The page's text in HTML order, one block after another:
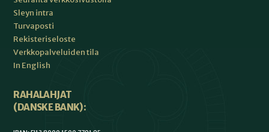
Sleyn intra
Turvaposti
Rekisteriseloste
Verkkopalveluiden tila
In English
RAHALAHJAT
(DANSKE BANK):